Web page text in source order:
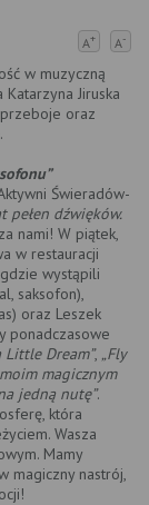
A+ A-
w muzyczną
Jiruska
oraz
Świeradów-
pełen dźwięków.
nami! W piątek,
w restauracji
wystąpili
saksofon),
oraz Leszek
ponadczasowe
Little Dream”, „Fly
moim magicznym
jedną nutę”.
która
Wasza
Mamy
magiczny nastrój,